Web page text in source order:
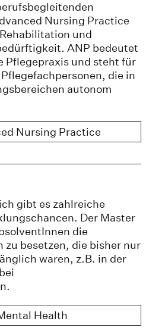
Nursing Practice
und
ANP bedeutet
Pflegepraxis und steht für
die in
autonom
Nursing Practice
gibt es zahlreiche
Der Master
die
besetzen, die bisher nur
waren, z.B. in der
Health